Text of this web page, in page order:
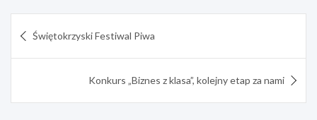
wpisu
Świętokrzyski Festiwal Piwa
Konkurs „Biznes z klasa”, kolejny etap za nami